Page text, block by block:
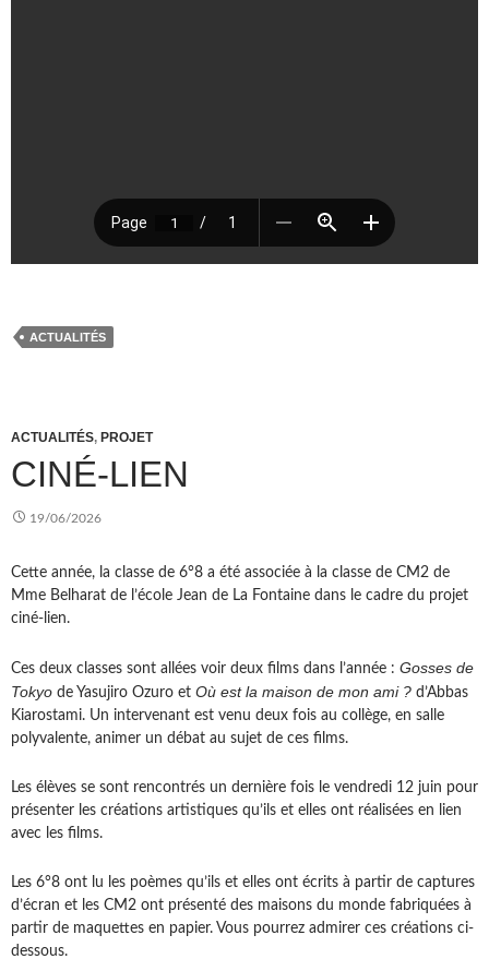
ACTUALITÉS
ACTUALITÉS, PROJET
CINÉ-LIEN
19/06/2026
Cette année, la classe de 6°8 a été associée à la classe de CM2 de
Mme Belharat de l’école Jean de La Fontaine dans le cadre du projet
ciné-lien.
Ces deux classes sont allées voir deux films dans l’année : Gosses de
Tokyo de Yasujiro Ozuro et Où est la maison de mon ami ? d’Abbas
Kiarostami. Un intervenant est venu deux fois au collège, en salle
polyvalente, animer un débat au sujet de ces films.
Les élèves se sont rencontrés un dernière fois le vendredi 12 juin pour
présenter les créations artistiques qu’ils et elles ont réalisées en lien
avec les films.
Les 6°8 ont lu les poèmes qu’ils et elles ont écrits à partir de captures
d’écran et les CM2 ont présenté des maisons du monde fabriquées à
partir de maquettes en papier. Vous pourrez admirer ces créations ci-
dessous.